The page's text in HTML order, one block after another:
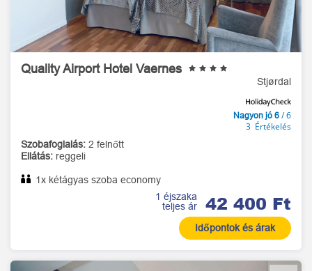
Quality Airport Hotel Vaernes
Stjørdal
Nagyon jó 6 / 6
3 Értékelés
Szobafoglalás: 2 felnőtt
Ellátás: reggeli
1x kétágyas szoba economy
1 éjszaka
teljes ár
42 400 Ft
Időpontok és árak